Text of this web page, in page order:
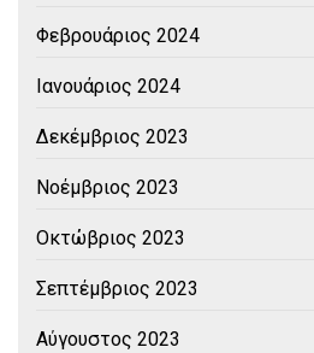
Φεβρουάριος 2024
Ιανουάριος 2024
Δεκέμβριος 2023
Νοέμβριος 2023
Οκτώβριος 2023
Σεπτέμβριος 2023
Αύγουστος 2023